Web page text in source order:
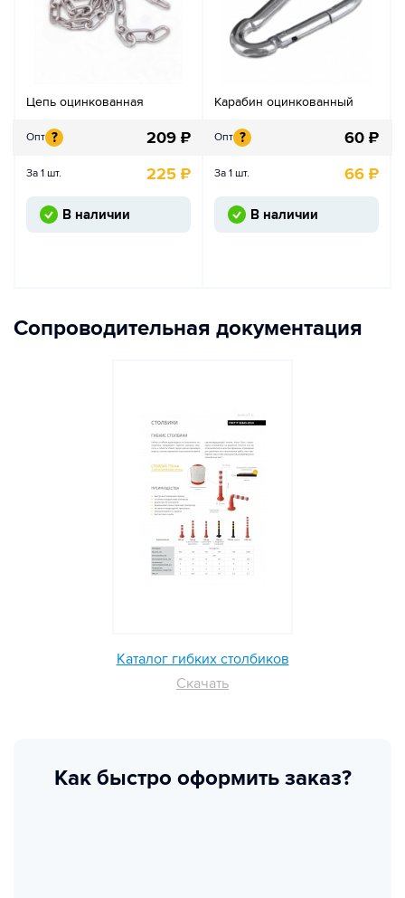
Цепь оцинкованная
Опт ? 209 ₽
За 1 шт. 225 ₽
В наличии
Карабин оцинкованный
Опт ? 60 ₽
За 1 шт. 66 ₽
В наличии
Сопроводительная документация
Каталог гибких столбиков
Скачать
Как быстро оформить заказ?